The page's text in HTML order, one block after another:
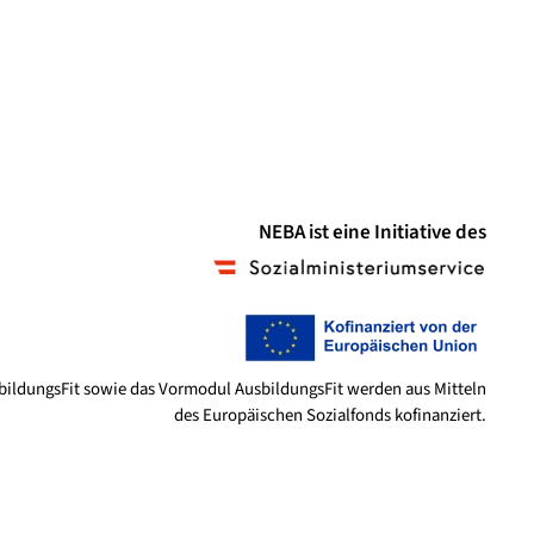
NEBA ist eine Initiative des
sowie das Vormodul AusbildungsFit werden aus Mitteln
des Europäischen Sozialfonds kofinanziert.